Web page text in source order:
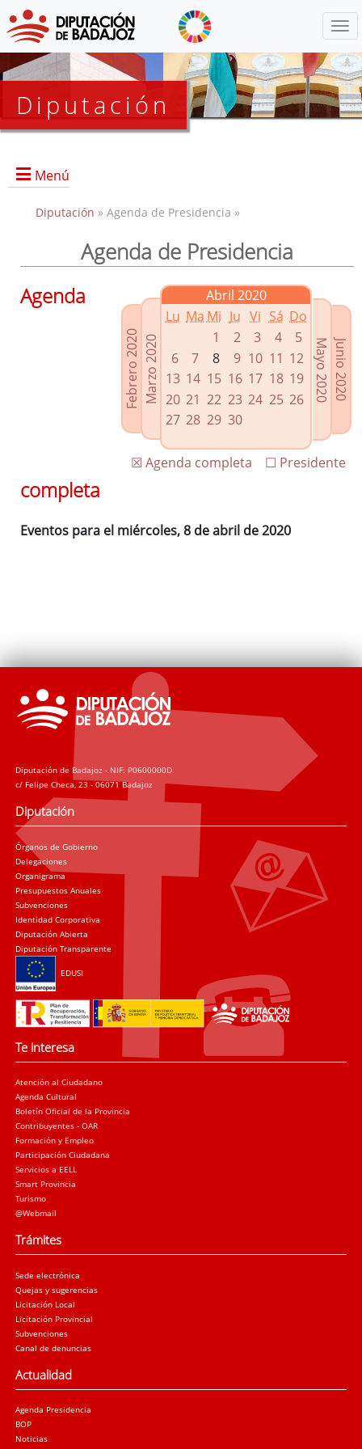
Diputación
Menú
Presidencia
Grupos Políticos
Enlaces relacionados
Agenda de Presidencia
Plenos provinciales y Juntas de gobierno
Oficina de Proyectos Europeos
Diputación » Agenda de Presidencia »
Agenda de Presidencia
Febrero 2020Marzo 2020
Abril 2020
Lu Ma Mi Ju Vi Sá Do
1
2 3 4
5
6
7 8 9 10 11 12
13 14 15 16 17 18 19
20 21 22 23 24 25 26
27 28 29 30
Junio 2020
Mayo 2020
☐ Presidente
☒ Agenda completa
Agenda
completa
Eventos para el miércoles, 8 de abril de 2020
Diputación de Badajoz - NIF: P0600000D
c/ Felipe Checa, 23 - 06071 Badajoz
Diputación
Órganos de Gobierno
Delegaciones
Organigrama
Presupuestos Anuales
Subvenciones
Identidad Corporativa
Diputación Abierta
Diputación Transparente
EDUSI
Te interesa
Atención al Ciudadano
Agenda Cultural
Boletín Oficial de la Provincia
Contribuyentes - OAR
Formación y Empleo
Participación Ciudadana
Servicios a EELL
Smart Provincia
Turismo
@Webmail
Trámites
Sede electrónica
Quejas y sugerencias
Licitación Local
Licitación Provincial
Subvenciones
Canal de denuncias
Actualidad
Agenda Presidencia
BOP
Noticias